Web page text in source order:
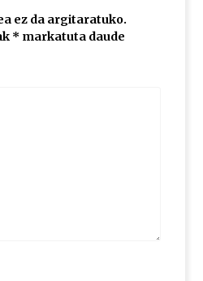
ez da argitaratuko.
* markatuta daude